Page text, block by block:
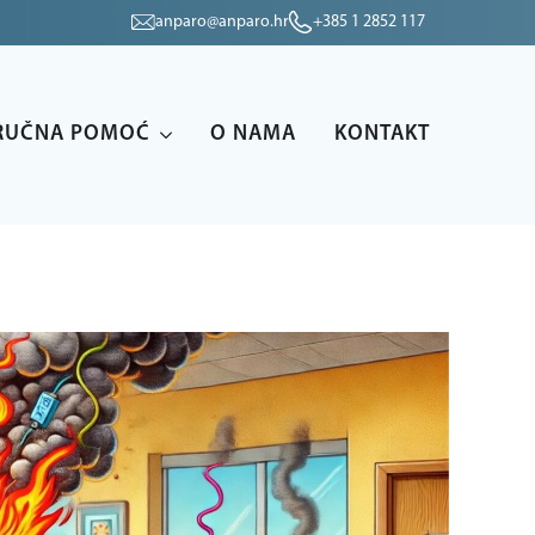
anparo@anparo.hr +385 1 2852 117
POMOĆ O NAMA KONTAKT